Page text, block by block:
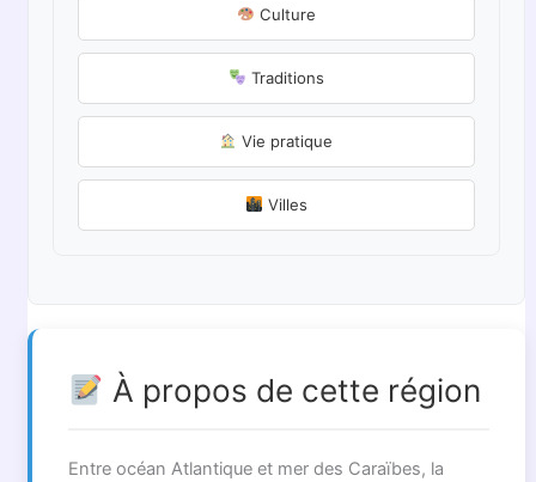
Culture
Traditions
Vie pratique
Villes
À propos de cette région
Entre océan Atlantique et mer des Caraïbes, la